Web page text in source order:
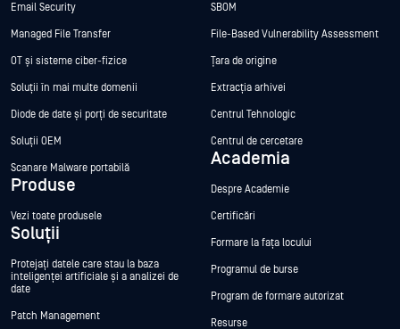
Email Security
Managed File Transfer
OT și sisteme ciber-fizice
Soluții în mai multe domenii
Diode de date și porți de securitate
Soluții OEM
Scanare Malware portabilă
Produse
Vezi toate produsele
Soluții
Protejați datele care stau la baza
inteligenței artificiale și a analizei de
date
Patch Management
SBOM
File-Based Vulnerability Assessment
Țara de origine
Extracția arhivei
Centrul Tehnologic
Centrul de cercetare
Academia
Despre Academie
Certificări
Formare la fața locului
Programul de burse
Program de formare autorizat
Resurse